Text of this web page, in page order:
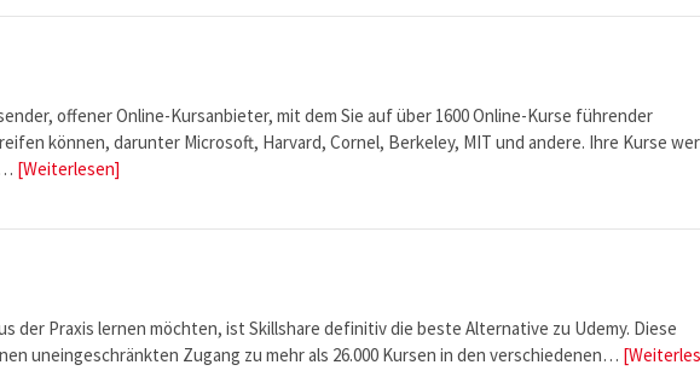
offener Online-Kursanbieter, mit dem Sie auf über 1600 Online-Kurse führender
können, darunter Microsoft, Harvard, Cornel, Berkeley, MIT und andere. Ihre Kurse
[Weiterlesen]
der Praxis lernen möchten, ist Skillshare definitiv die beste Alternative zu Udemy. Diese
uneingeschränkten Zugang zu mehr als 26.000 Kursen in den verschiedenen…